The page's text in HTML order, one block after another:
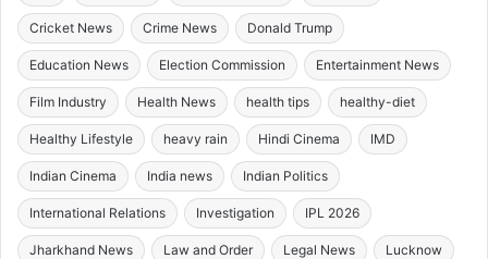
Cricket News Crime News Donald Trump
Education News Election Commission Entertainment News
Film Industry Health News health tips healthy-diet
Healthy Lifestyle heavy rain Hindi Cinema IMD
Indian Cinema India news Indian Politics
International Relations Investigation IPL 2026
Jharkhand News Law and Order Legal News Lucknow